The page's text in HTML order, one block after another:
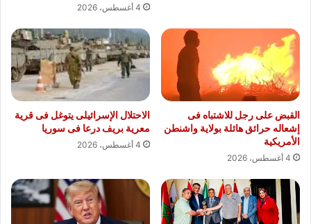
4 أغسطس، 2026
القبض على رجل للاشتباه فى
إشعاله حرائق هائلة بولاية واشنطن
الأمريكية
4 أغسطس، 2026
الاحتلال الإسرائيلى يتوغل فى قرية
معرية بريف درعا فى سوريا
4 أغسطس، 2026